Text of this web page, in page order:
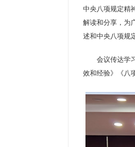
中央八项规定精
解读和分享，为
述和中央八项规
会议传达学
效和经验》《八